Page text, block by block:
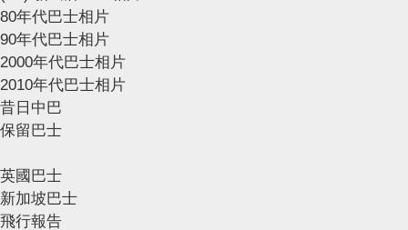
80年代巴士相片
90年代巴士相片
2000年代巴士相片
2010年代巴士相片
昔日中巴
保留巴士
英國巴士
新加坡巴士
飛行報告